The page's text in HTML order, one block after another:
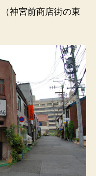
神宮前商店街の東